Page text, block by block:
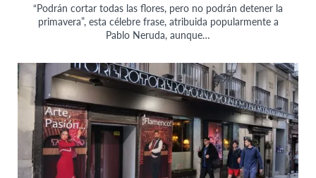
“Podrán cortar todas las flores, pero no podrán detener la
primavera”, esta célebre frase, atribuida popularmente a
Pablo Neruda, aunque…